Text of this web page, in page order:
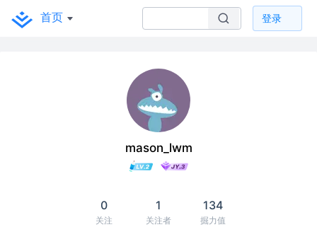
首页 登录
mason_lwm
0
关注
1
关注者
134
掘力值